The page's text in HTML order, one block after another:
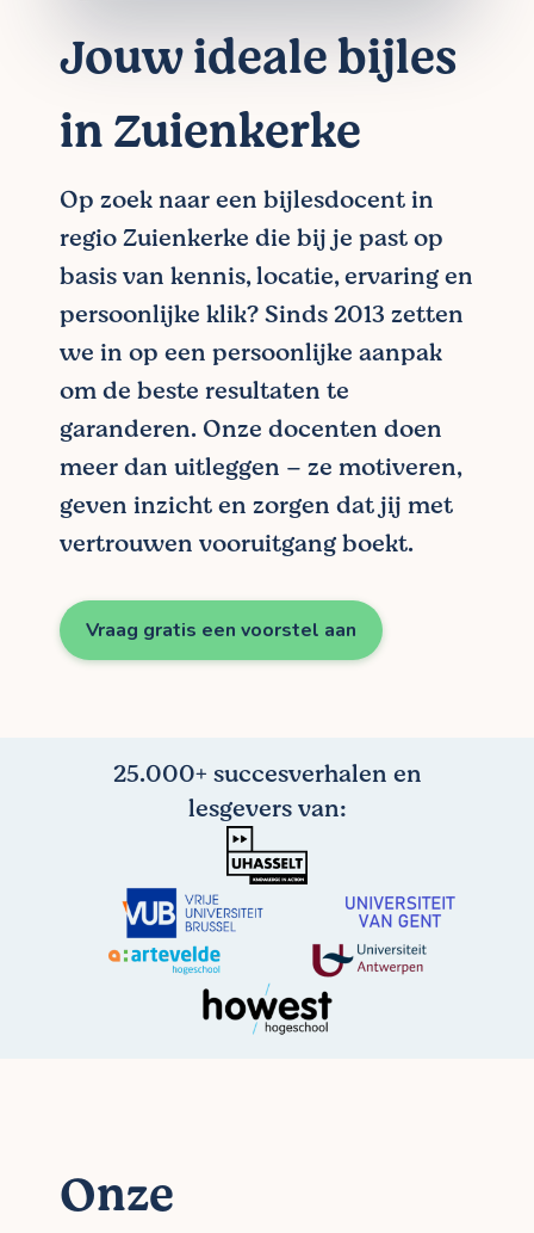
Jouw ideale bijles
in Zuienkerke
Op zoek naar een bijlesdocent in
regio Zuienkerke die bij je past op
basis van kennis, locatie, ervaring en
persoonlijke klik? Sinds 2013 zetten
we in op een persoonlijke aanpak
om de beste resultaten te
garanderen. Onze docenten doen
meer dan uitleggen – ze motiveren,
geven inzicht en zorgen dat jij met
vertrouwen vooruitgang boekt.
Vraag gratis een voorstel aan
25.000+ succesverhalen en
lesgevers van:
Onze